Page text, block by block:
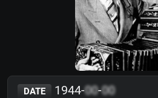
DATE 1944-00-00